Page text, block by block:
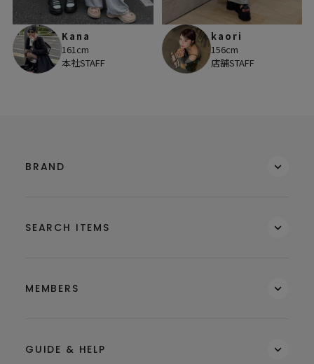
Kana
161cm
本社STAFF
kaori
156cm
店舗STAFF
BRAND
SEARCH ITEMS
MEMBERS
GUIDE & HELP